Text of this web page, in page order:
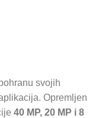
svojih
Opremljen
40 MP, 20 MP i 8